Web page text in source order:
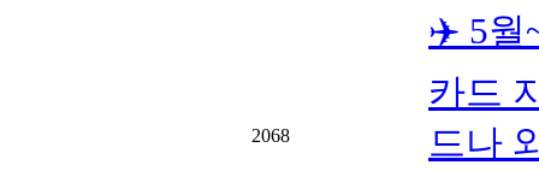
2068
✈️ 5월
카드
드나